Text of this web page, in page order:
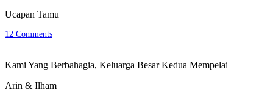
Ucapan Tamu
12 Comments
Kami Yang Berbahagia, Keluarga Besar Kedua Mempelai
Arin & Ilham